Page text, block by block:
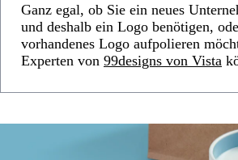
Ganz egal, ob Sie ein neues
und deshalb ein Logo benötigen,
vorhandenes Logo aufpolieren
Experten von 99designs von Vista